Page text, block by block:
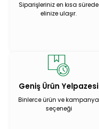
Siparişleriniz en kısa sürede
elinize ulaşır.
Geniş Ürün Yelpazesi
Binlerce ürün ve kampanya
seçeneği